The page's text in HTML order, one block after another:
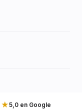
★5,0 en Google